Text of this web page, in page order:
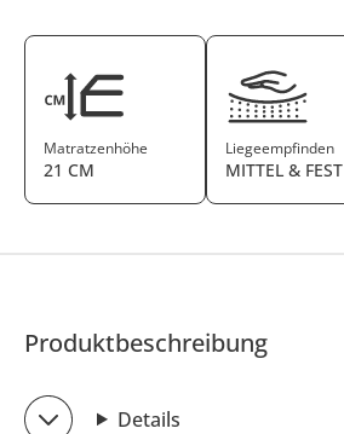
Matratzenhöhe
21 CM
Liegeempfinden
MITTEL & FEST
Produktbeschreibung
Details